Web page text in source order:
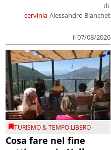
cervinia
di
Alessandro Bianchet
il 07/08/2026
TURISMO & TEMPO LIBERO
Cosa fare nel fine